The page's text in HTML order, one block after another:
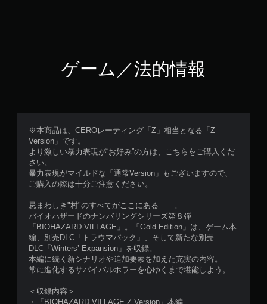
ゲーム／法的情報
※本商品は、CEROレーティング「Z」相当となる「Z
Version」です。
より激しい暴力表現が“お好み”の方は、こちらをご購入くだ
さい。
暴力表現がマイルドな「通常Version」もございますので、
ご購入の際は十分ご注意ください。
忌まわしき"村"のすべてがここにある――。
バイオハザードのナンバリングシリーズ第８弾
「BIOHAZARD VILLAGE」。「Gold Edition」は、ゲーム本
編、別売DLC「トラウマパック」、そして新たな別売
DLC「Winters’ Expansion」を収録。
本編に続く新シナリオや追加要素を加えた充実の内容。
常に進化するサバイバルホラーを心ゆくまで堪能しよう。
＜収録内容＞
・「BIOHAZARD VILLAGE Z Version」本編